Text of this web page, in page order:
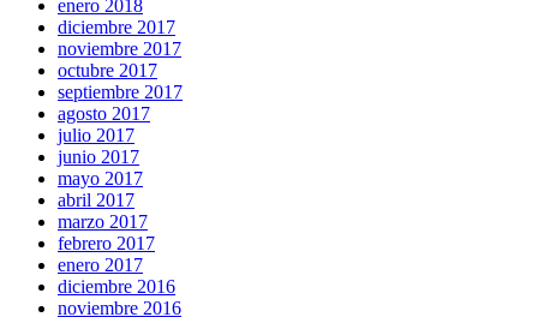
enero 2018
diciembre 2017
noviembre 2017
octubre 2017
septiembre 2017
agosto 2017
julio 2017
junio 2017
mayo 2017
abril 2017
marzo 2017
febrero 2017
enero 2017
diciembre 2016
noviembre 2016